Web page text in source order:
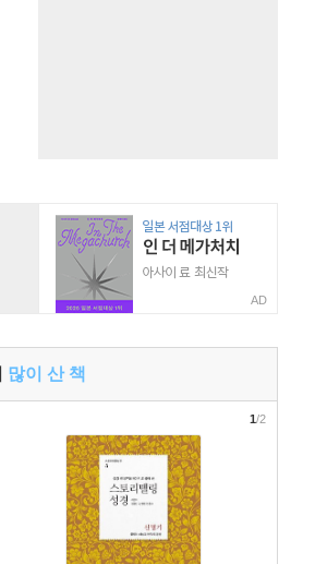
AD
많이 산 책
1/2